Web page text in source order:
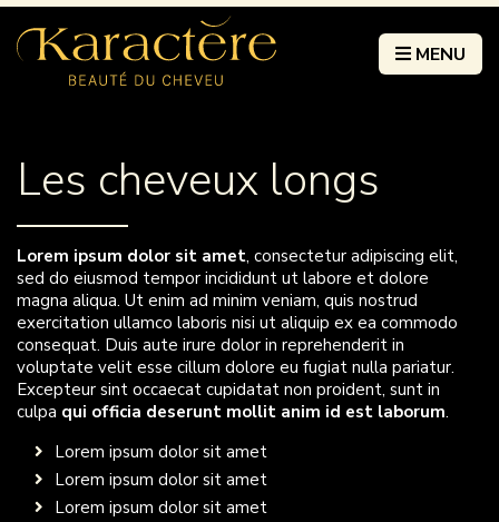
MENU
Les cheveux longs
Lorem ipsum dolor sit amet, consectetur adipiscing elit,
sed do eiusmod tempor incididunt ut labore et dolore
magna aliqua. Ut enim ad minim veniam, quis nostrud
exercitation ullamco laboris nisi ut aliquip ex ea commodo
consequat. Duis aute irure dolor in reprehenderit in
voluptate velit esse cillum dolore eu fugiat nulla pariatur.
Excepteur sint occaecat cupidatat non proident, sunt in
culpa qui officia deserunt mollit anim id est laborum.
Lorem ipsum dolor sit amet
Lorem ipsum dolor sit amet
Lorem ipsum dolor sit amet